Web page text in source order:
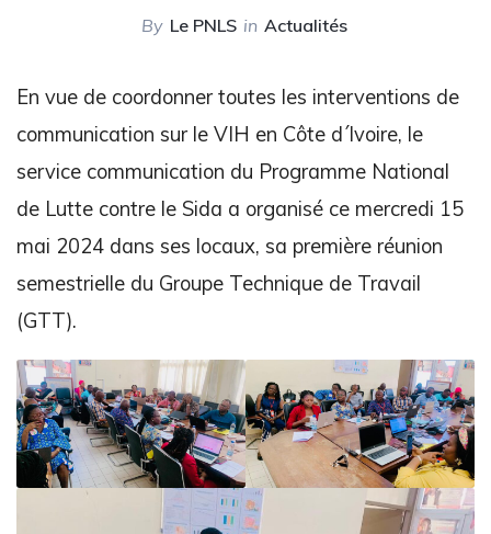
By Le PNLS in Actualités
En vue de coordonner toutes les interventions de
communication sur le VIH en Côte d´Ivoire, le
service communication du Programme National
de Lutte contre le Sida a organisé ce mercredi 15
mai 2024 dans ses locaux, sa première réunion
semestrielle du Groupe Technique de Travail
(GTT).